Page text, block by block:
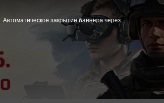
Автоматическое закрытие баннера через